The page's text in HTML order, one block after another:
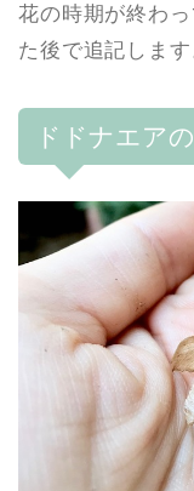
花の時期が終わ
た後で追記します
ドドナエア